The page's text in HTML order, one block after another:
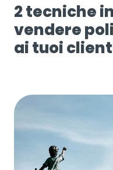
2 tecniche
vendere
ai tuoi